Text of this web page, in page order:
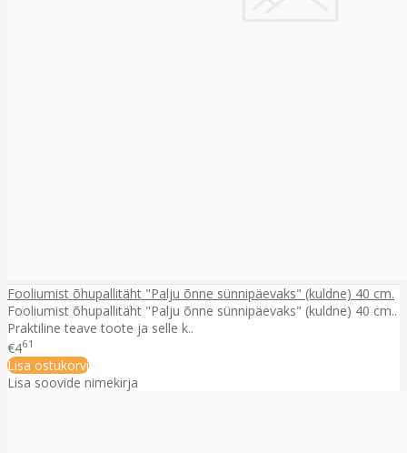
Fooliumist õhupallitäht "Palju õnne sünnipäevaks" (kuldne) 40 cm.
Fooliumist õhupallitäht "Palju õnne sünnipäevaks" (kuldne) 40 cm..
Praktiline teave toote ja selle k..
€461
Lisa ostukorvi
Lisa soovide nimekirja